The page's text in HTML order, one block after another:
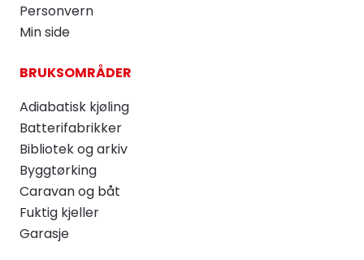
Personvern
Min side
BRUKSOMRÅDER
Adiabatisk kjøling
Batterifabrikker
Bibliotek og arkiv
Byggtørking
Caravan og båt
Fuktig kjeller
Garasje